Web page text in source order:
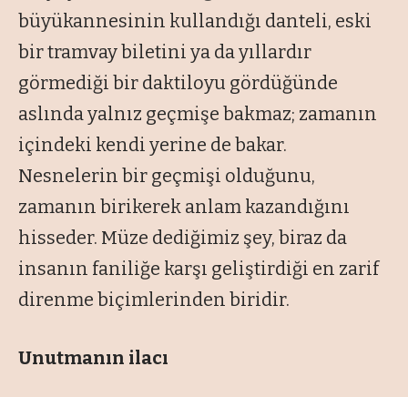
büyükannesinin kullandığı danteli, eski
bir tramvay biletini ya da yıllardır
görmediği bir daktiloyu gördüğünde
aslında yalnız geçmişe bakmaz; zamanın
içindeki kendi yerine de bakar.
Nesnelerin bir geçmişi olduğunu,
zamanın birikerek anlam kazandığını
hisseder. Müze dediğimiz şey, biraz da
insanın faniliğe karşı geliştirdiği en zarif
direnme biçimlerinden biridir.
Unutmanın ilacı